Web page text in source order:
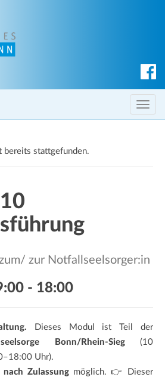
c
h T
o
l
g
n
bereits stattgefunden.
zur Notfallseelsorger:in
- 18:00
Dieses Modul ist Teil der
Bonn/Rhein-Sieg(10
Uhr).
Zulassung möglich. 👉 Dieser